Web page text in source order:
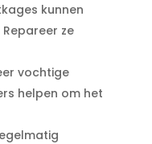
kunnen
ze
vochtige
helpen om het